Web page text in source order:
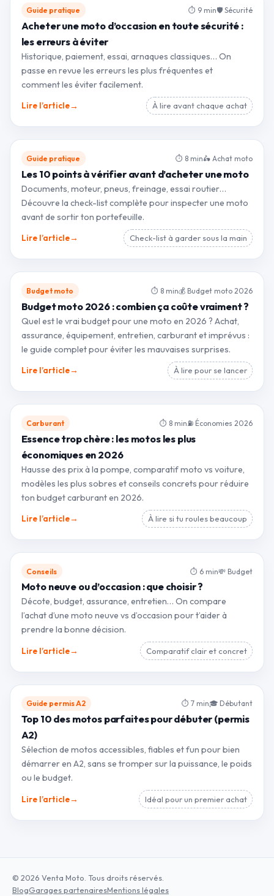
Guide pratique ⏱ 9 min🛡 Sécurité
Acheter une moto d’occasion en toute sécurité :
les erreurs à éviter
Historique, paiement, essai, arnaques classiques… On
passe en revue les erreurs les plus fréquentes et
comment les éviter facilement.
Lire l’article→ À lire avant chaque achat
Guide pratique ⏱ 8 min🛵 Achat moto
Les 10 points à vérifier avant d’acheter une moto
Documents, moteur, pneus, freinage, essai routier…
Découvre la check-list complète pour inspecter une moto
avant de sortir ton portefeuille.
Lire l’article→ Check-list à garder sous la main
Budget moto ⏱ 8 min💰 Budget moto 2026
Budget moto 2026 : combien ça coûte vraiment ?
Quel est le vrai budget pour une moto en 2026 ? Achat,
assurance, équipement, entretien, carburant et imprévus :
le guide complet pour éviter les mauvaises surprises.
Lire l’article→ À lire pour se lancer
Carburant ⏱ 8 min ⛽ Économies 2026
Essence trop chère : les motos les plus
économiques en 2026
Hausse des prix à la pompe, comparatif moto vs voiture,
modèles les plus sobres et conseils concrets pour réduire
ton budget carburant en 2026.
Lire l’article→ À lire si tu roules beaucoup
Conseils ⏱ 6 min💸 Budget
Moto neuve ou d’occasion : que choisir ?
Décote, budget, assurance, entretien… On compare
l’achat d’une moto neuve vs d’occasion pour t’aider à
prendre la bonne décision.
Lire l’article→ Comparatif clair et concret
Guide permis A2 ⏱ 7 min🎓 Débutant
Top 10 des motos parfaites pour débuter (permis
A2)
Sélection de motos accessibles, fiables et fun pour bien
démarrer en A2, sans se tromper sur la puissance, le poids
ou le budget.
Lire l’article→ Idéal pour un premier achat
© 2026 Venta Moto. Tous droits réservés.
BlogGarages partenairesMentions légales